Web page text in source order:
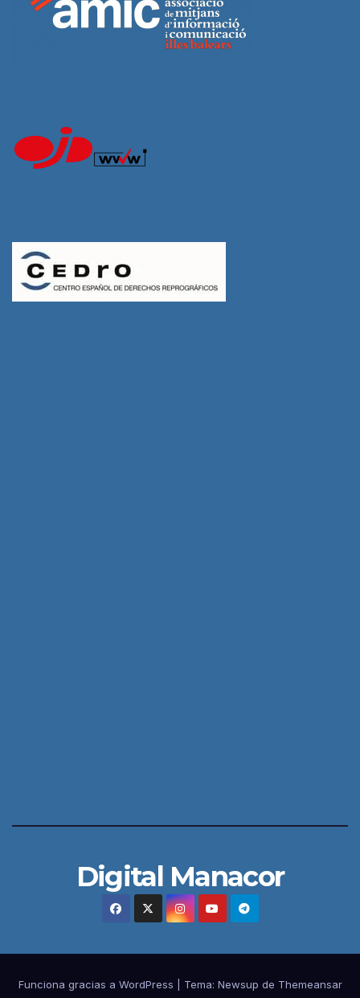
Digital Manacor
Funciona gracias a WordPress Tema: Newsup de Themeansar